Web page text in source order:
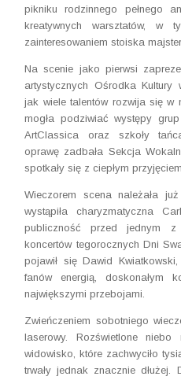
pikniku rodzinnego pełnego
kreatywnych warsztatów, w
zainteresowaniem stoiska
Na scenie jako pierwsi
artystycznych Ośrodka Kultury
jak wiele talentów rozwija się w
mogła podziwiać występy
ArtClassica oraz szkoły
oprawę zadbała Sekcja
spotkały się z ciepłym
Wieczorem scena należała
wystąpiła charyzmatyczna
publiczność przed jednym z
koncertów tegorocznych Dni
pojawił się Dawid
fanów energią, doskonałym
największymi przebojami.
Zwieńczeniem sobotniego
laserowy. Rozświetlone niebo
widowisko, które zachwyciło
trwały jednak znacznie